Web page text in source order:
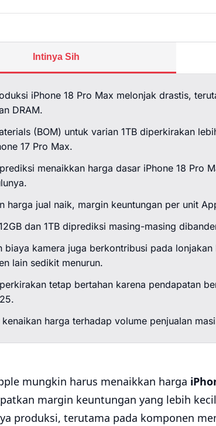
Intinya Sih
iPhone 18 Pro Max melonjak drastis,
DRAM.
(BOM) untuk varian 1TB diperkirakan
17 Pro Max.
menaikkan harga dasar iPhone 18 Pro
harga jual naik, margin keuntungan per unit
dan 1TB diprediksi masing-masing
biaya kamera juga berkontribusi pada
lain sedikit menurun.
tetap bertahan karena pendapatan
harga terhadap volume penjualan
mungkin harus menaikkan harga
margin keuntungan yang lebih
produksi, terutama pada komponen